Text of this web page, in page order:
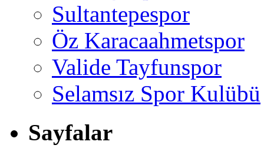
Sultantepespor
Öz Karacaahmetspor
Valide Tayfunspor
Selamsız Spor Kulübü
Sayfalar